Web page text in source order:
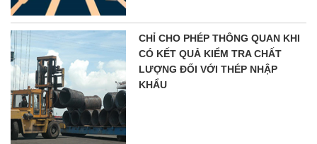
CHỈ CHO PHÉP THÔNG QUAN KHI
CÓ KẾT QUẢ KIỂM TRA CHẤT
LƯỢNG ĐỐI VỚI THÉP NHẬP
KHẨU